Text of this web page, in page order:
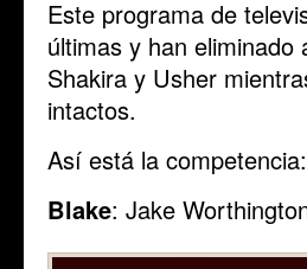
Este programa de
últimas y han
Shakira y Usher
intactos.
Así está la competencia:
Blake: Jake